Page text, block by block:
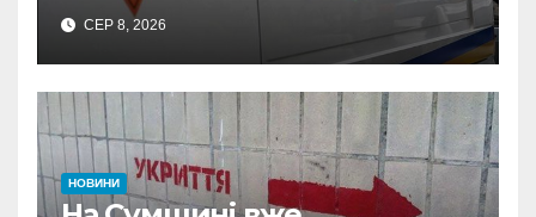
знайшли 120-мм міну
СЕР 8, 2026
НОВИНИ